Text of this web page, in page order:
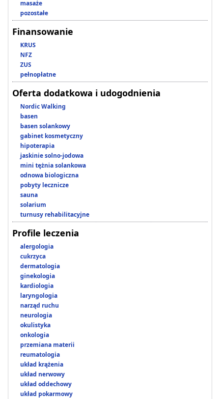
masaże
pozostałe
Finansowanie
KRUS
NFZ
ZUS
pełnopłatne
Oferta dodatkowa i udogodnienia
Nordic Walking
basen
basen solankowy
gabinet kosmetyczny
hipoterapia
jaskinie solno-jodowa
mini tężnia solankowa
odnowa biologiczna
pobyty lecznicze
sauna
solarium
turnusy rehabilitacyjne
Profile leczenia
alergologia
cukrzyca
dermatologia
ginekologia
kardiologia
laryngologia
narząd ruchu
neurologia
okulistyka
onkologia
przemiana materii
reumatologia
układ krążenia
układ nerwowy
układ oddechowy
układ pokarmowy